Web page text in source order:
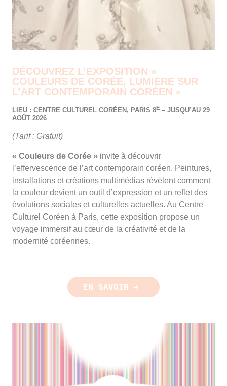
DÉCOUVREZ L’EXPOSITION «
COULEURS DE CORÉE, LUMIÈRE SUR
L’ART CONTEMPORAIN CORÉEN »
LIEU : CENTRE CULTUREL CORÉEN, PARIS 8E – JUSQU’AU 29
AOÛT 2026
(Tarif : Gratuit)
« Couleurs de Corée » invite à découvrir
l’effervescence de l’art contemporain coréen. Peintures,
installations et créations multimédias révèlent comment
la couleur devient un outil d’expression et un reflet des
évolutions sociales et culturelles actuelles. Au Centre
Culturel Coréen à Paris, cette exposition propose un
voyage immersif au cœur de la créativité et de la
modernité coréennes.
EN SAVOIR +